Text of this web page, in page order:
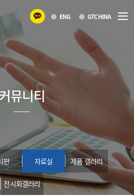
ENG GTCHINA
커뮤니티
판 자료실 제품 갤러리
전시회갤러리